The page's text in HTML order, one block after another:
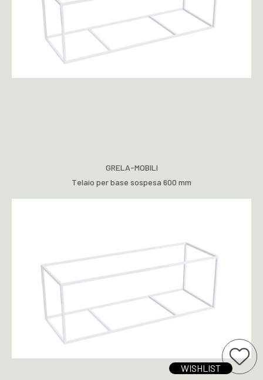
WISHLIST
GRELA-MOBILI
Telaio per base sospesa 600 mm
Ti interessa questo prodotto? Aggiungi a